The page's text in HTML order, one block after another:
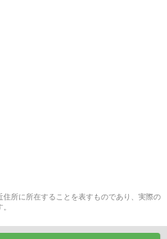
所に所在することを表すものであり、実際の